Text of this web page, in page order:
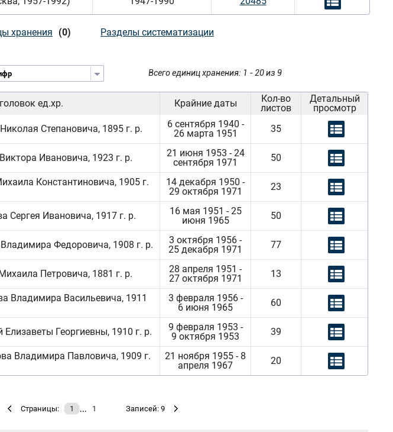
хранения (0)
Разделы систематизации
Всего единиц хранения: 1 - 20 из 9
ед.хр. Крайние даты
Кол-во
листов
Детальный
просмотр
Степановича, 1895 г. р.
6 сентября 1940 -
26 марта 1951
35
Ивановича, 1923 г. р.
21 июня 1953 - 24
сентября 1971
50
Константиновича, 1905 г.
14 декабря 1950 -
29 октября 1971
23
Сергея Ивановича, 1917 г. р.
16 мая 1951 - 25
июня 1965
50
Федоровича, 1908 г. р.
3 октября 1956 -
25 декабря 1971
77
Петровича, 1881 г. р.
28 апреля 1951 -
27 октября 1971
13
Владимира Васильевича, 1911
3 февраля 1956 -
6 июня 1965
60
Георгиевны, 1910 г. р.
9 февраля 1953 -
9 октября 1953
39
Владимира Павловича, 1909 г.
21 ноября 1955 - 8
апреля 1967
20
Страницы: 1 … 1 Записей: 9